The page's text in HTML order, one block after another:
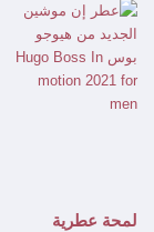
لمحة عطرية